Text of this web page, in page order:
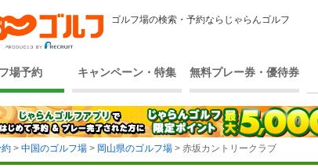
ゴルフ場の検索・予約ならじゃらんゴルフ
場予約 キャンペーン・特集 無料プレー券・優待券
約 > 中国のゴルフ場 > 岡山県のゴルフ場 > 赤坂カントリークラブ